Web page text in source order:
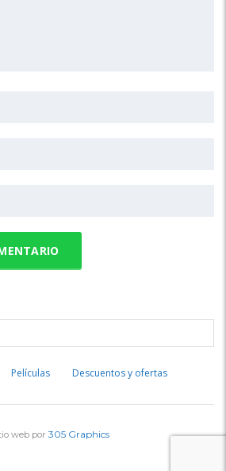
Películas Descuentos y ofertas
web por 305 Graphics